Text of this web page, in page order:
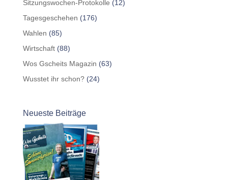
Sitzungswochen-Protokolle (12)
Tagesgeschehen (176)
Wahlen (85)
Wirtschaft(88)
Wos Gscheits Magazin (63)
Wusstet ihr schon?(24)
Neueste Beiträge